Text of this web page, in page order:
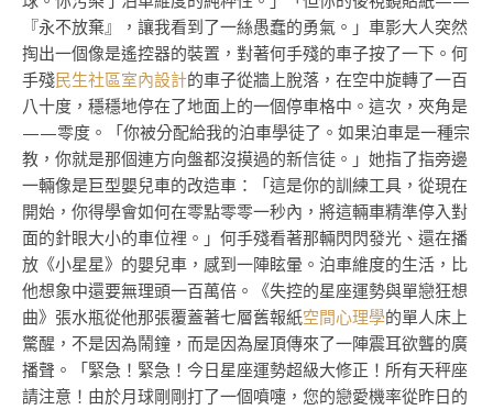
『永不放棄』，讓我看到了一絲愚蠢的勇氣。」車影大人突然
掏出一個像是遙控器的裝置，對著何手殘的車子按了一下。何
手殘民生社區室內設計的車子從牆上脫落，在空中旋轉了一百
八十度，穩穩地停在了地面上的一個停車格中。這次，夾角是
——零度。「你被分配給我的泊車學徒了。如果泊車是一種宗
教，你就是那個連方向盤都沒摸過的新信徒。」她指了指旁邊
一輛像是巨型嬰兒車的改造車：「這是你的訓練工具，從現在
開始，你得學會如何在零點零零一秒內，將這輛車精準停入對
面的針眼大小的車位裡。」何手殘看著那輛閃閃發光、還在播
放《小星星》的嬰兒車，感到一陣眩暈。泊車維度的生活，比
他想象中還要無理頭一百萬倍。《失控的星座運勢與單戀狂想
曲》張水瓶從他那張覆蓋著七層舊報紙空間心理學的單人床上
驚醒，不是因為鬧鐘，而是因為屋頂傳來了一陣震耳欲聾的廣
播聲。「緊急！緊急！今日星座運勢超級大修正！所有天秤座
請注意！由於月球剛剛打了一個噴嚏，您的戀愛機率從昨日的